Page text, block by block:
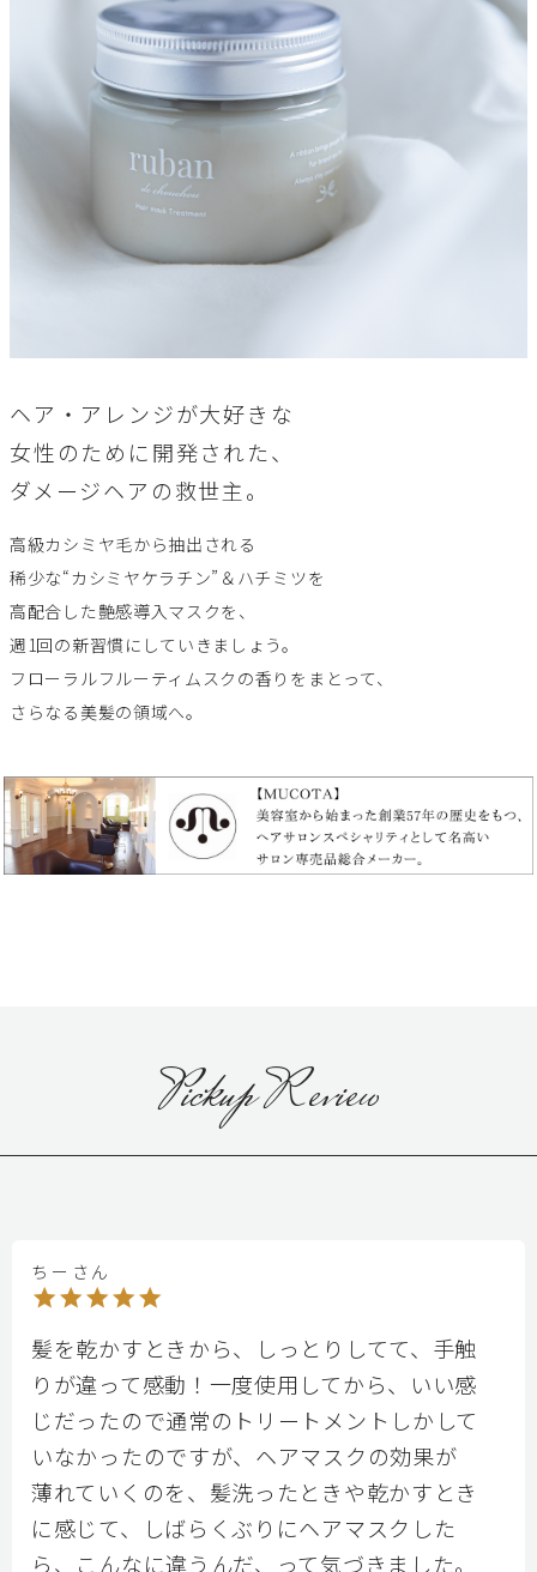
ヘア・アレンジが大好きな
女性のために開発された、
ダメージヘアの救世主。
高級カシミヤ毛から抽出される
稀少な“カシミヤケラチン”＆ハチミツを
高配合した艶感導入マスクを、
週1回の新習慣にしていきましょう。
フローラルフルーティムスクの香りをまとって、
さらなる美髪の領域へ。
Pickup Review
ちーさん
髪を乾かすときから、しっとりしてて、手触
りが違って感動！一度使用してから、いい感
じだったので通常のトリートメントしかして
いなかったのですが、ヘアマスクの効果が
薄れていくのを、髪洗ったときや乾かすとき
に感じて、しばらくぶりにヘアマスクした
ら、こんなに違うんだ、って気づきました。